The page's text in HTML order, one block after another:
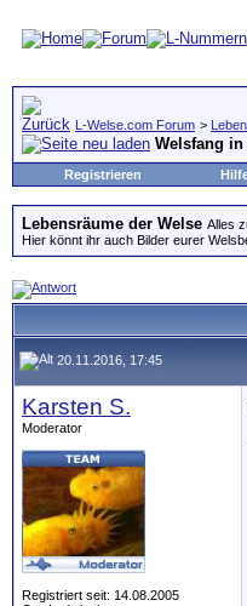
L-Welse.com Forum >
Welsfang
Registrieren
Lebensräume der Welse Alles
Hier könnt ihr auch Bilder eurer
20.11.2016, 17:45
Karsten S.
Moderator
Registriert seit: 14.08.2005